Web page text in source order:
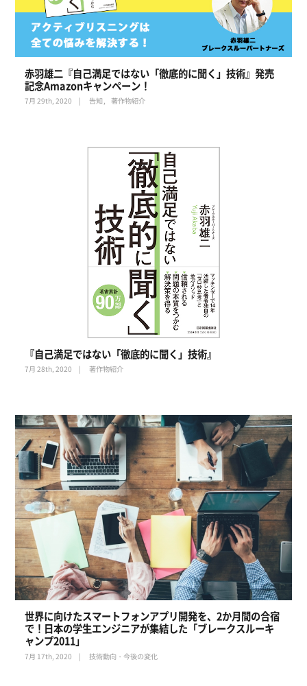
赤羽雄二『自己満足ではない「徹底的に聞く」技術』発売
記念Amazonキャンペーン！
7月 29th, 2020 告知 著作物紹介
『自己満足ではない「徹底的に聞く」技術』
7月 28th, 2020 著作物紹介
世界に向けたスマートフォンアプリ開発を、2か月間の合宿
で！日本の学生エンジニアが集結した「ブレークスルーキ
ャンプ2011」
7月 17th, 2020 技術動向・今後の変化